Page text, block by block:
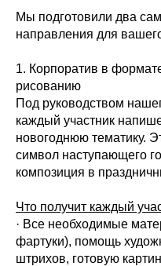
Мы подготовили два
направления для
1. Корпоратив в
рисованию
Под руководством
каждый участник
новогоднюю тематику.
символ наступающего
композиция в
Что получит каждый
· Все необходимые
фартуки), помощь
штрихов, готовую